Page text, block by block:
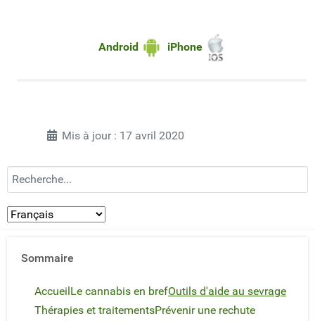
Android iPhone
Mis à jour : 17 avril 2020
Recherchez...
Sommaire
AccueilLe cannabis en brefOutils d'aide au sevrage
Thérapies et traitementsPrévenir une rechute